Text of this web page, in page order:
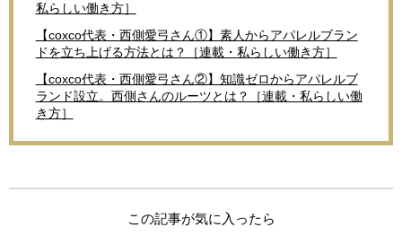
私らしい働き方］
【coxco代表・西側愛弓さん①】素人からアパレルブラン
ドを立ち上げる方法とは？［連載・私らしい働き方］
【coxco代表・西側愛弓さん②】知識ゼロからアパレルブ
ランド設立。西側さんのルーツとは？［連載・私らしい働
き方］
この記事が気に入ったら